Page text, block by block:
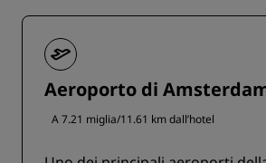
Aeroporto di
A 7.21 miglia/11.61 km dall’hotel